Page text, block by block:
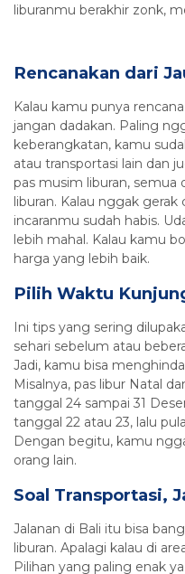
liburanmu berakhir zonk,
Rencanakan dari
Kalau kamu punya
jangan dadakan. Paling
keberangkatan, kamu
atau transportasi lain dan
pas musim liburan, semua
liburan. Kalau nggak
incaranmu sudah habis.
lebih mahal. Kalau kamu
harga yang lebih baik.
Pilih Waktu
Ini tips yang sering
sehari sebelum atau
Jadi, kamu bisa
Misalnya, pas libur Natal
tanggal 24 sampai 31
tanggal 22 atau 23, lalu
Dengan begitu, kamu
orang lain.
Soal Transportasi,
Jalanan di Bali itu bisa
liburan. Apalagi kalau di
Pilihan yang paling enak